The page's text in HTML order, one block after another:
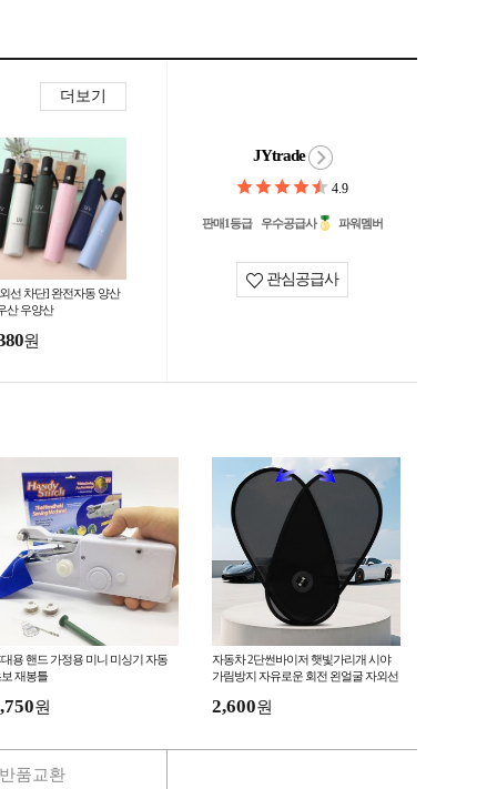
더보기
선 차단] 완전자동 양산
산 우양산
원
JYtrade
4.9
판매1등급 우수공급사 파워멤버
관심공급사
용 핸드 가정용 미니 미싱기 자동
재봉틀
원
자동차 2단썬바이저 햇빛가리개 시야
가림방지 자유로운 회전 왼얼굴 자외선
2,600원
반품교환